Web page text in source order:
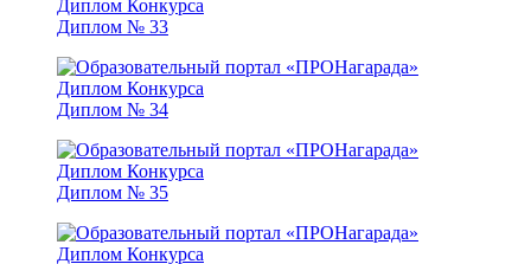
Диплом № 33
Диплом № 34
Диплом № 35